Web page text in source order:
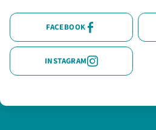
FACEBOOK
INSTAGRAM